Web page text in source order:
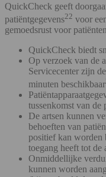
QuickCheck geeft
patiëntgegevens22 voor
gemoedsrust voor
QuickCheck biedt
Op verzoek van de
Servicecenter zijn
minuten beschikbaar
tussenkomst van de
De artsen kunnen
behoeften van
positief kan worden
toegang heeft tot de
Onmiddellijke
kunnen worden